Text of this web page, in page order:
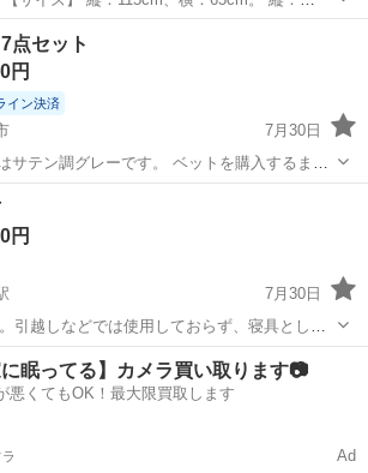
：オレンジ 【傷などの状態】とくに目立った
ソファーに上がるための階段として使ってま
駅 寝具
点セット
円
イン決済
7月30日
サテン調グレーです。 ベットを購入するまで
た。 投稿者
円
7月30日
引越しなどでは使用しておらず、寝具として
はありません。 薄いピンクと柄付きのピンク
2000円で考えています。
居駅 寝具
に眠ってる】カメラ買い取ります📷
悪くてもOK！最大限買取します
Ad